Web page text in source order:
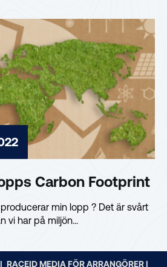
Carbon Footprint
min lopp ? Det är svårt
vi har på miljön...
RACEID MEDIA FÖR ARRANGÖRER |